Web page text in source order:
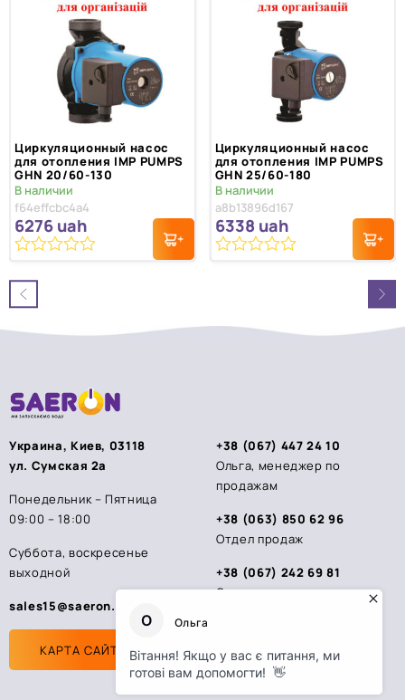
Циркуляционный насос
для отопления IMP PUMPS
GHN 20/60-130
В наличии
f64effcbc4a4
6276 uah
из
5
Циркуляционный насос
для отопления IMP PUMPS
GHN 25/60-180
В наличии
a8b13896d167
6338 uah
Украина, Киев, 03118
ул. Сумская 2а
Понедельник – Пятница
09:00 – 18:00
Суббота, воскресенье
выходной
sales15@saeron.ua
КАРТА САЙТА
+38 (067) 447 24 10
Ольга, менеджер по
продажам
+38 (063) 850 62 96
Отдел продаж
+38 (067) 242 69 81
Стас, менеджер по